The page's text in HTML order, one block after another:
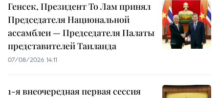
Генсек, Президент То Лам принял
Председателя Национальной
ассамблеи — Председателя Палаты
представителей Таиланда
07/08/2026 14:11
1-я внеочередная первая сессия